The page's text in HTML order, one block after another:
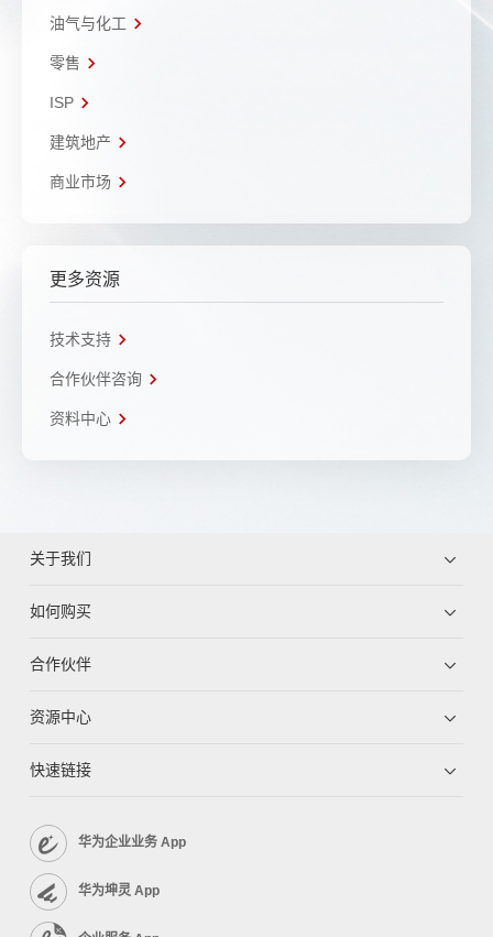
油气与化工
零售
ISP
建筑地产
商业市场
更多资源
技术支持
合作伙伴咨询
资料中心
关于我们
如何购买
合作伙伴
资源中心
快速链接
华为企业业务 App
华为坤灵 App